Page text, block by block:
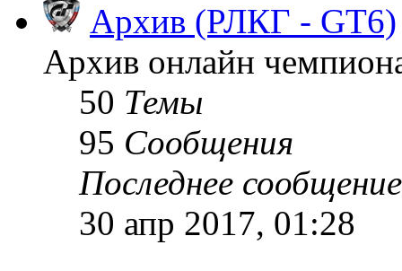
Архив (РЛКГ - GT6)
Архив онлайн
50 Темы
95 Сообщения
Последнее сообщение
30 апр 2017, 01:28